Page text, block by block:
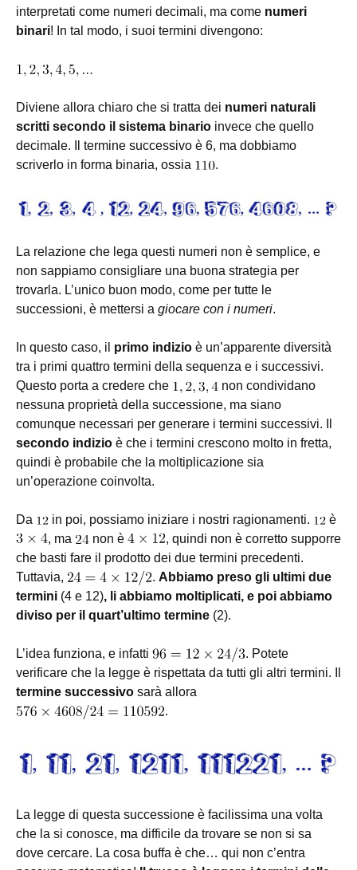
interpretati come numeri decimali, ma come numeri
binari! In tal modo, i suoi termini divengono:
Diviene allora chiaro che si tratta dei numeri naturali
scritti secondo il sistema binario invece che quello
decimale. Il termine successivo è 6, ma dobbiamo
scriverlo in forma binaria, ossia
.
La relazione che lega questi numeri non è semplice, e
non sappiamo consigliare una buona strategia per
trovarla. L’unico buon modo, come per tutte le
successioni, è mettersi a giocare con i numeri.
In questo caso, il primo indizio è un’apparente diversità
tra i primi quattro termini della sequenza e i successivi.
Questo porta a credere che
non condividano
nessuna proprietà della successione, ma siano
comunque necessari per generare i termini successivi. Il
secondo indizio è che i termini crescono molto in fretta,
quindi è probabile che la moltiplicazione sia
un’operazione coinvolta.
Da in poi, possiamo iniziare i nostri ragionamenti.
è
, ma
non è
, quindi non è corretto supporre
che basti fare il prodotto dei due termini precedenti.
Tuttavia,
. Abbiamo preso gli ultimi due
termini (4 e 12), li abbiamo moltiplicati, e poi abbiamo
diviso per il quart’ultimo termine (2).
L’idea funziona, e infatti
. Potete
verificare che la legge è rispettata da tutti gli altri termini. Il
termine successivo sarà allora
.
La legge di questa successione è facilissima una volta
che la si conosce, ma difficile da trovare se non si sa
dove cercare. La cosa buffa è che… qui non c’entra